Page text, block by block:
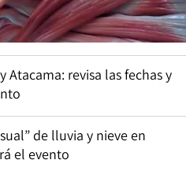
revisa las fechas y
de lluvia y nieve en
el evento